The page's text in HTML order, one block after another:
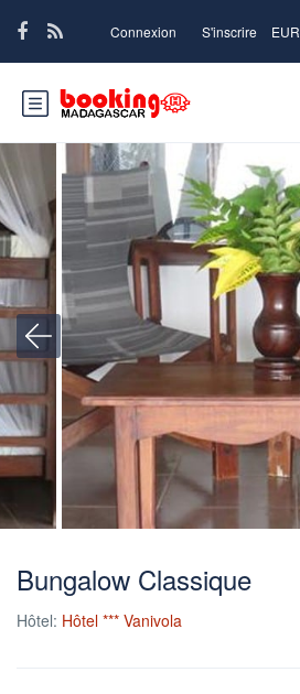
Connexion S'inscrire EUR
Bungalow Classique
Hôtel: Hôtel *** Vanivola